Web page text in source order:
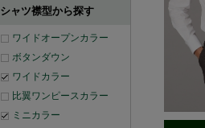
シャツ襟型から探す
ワイドオープンカラー
ボタンダウン
ワイドカラー
比翼ワンピースカラー
ミニカラー